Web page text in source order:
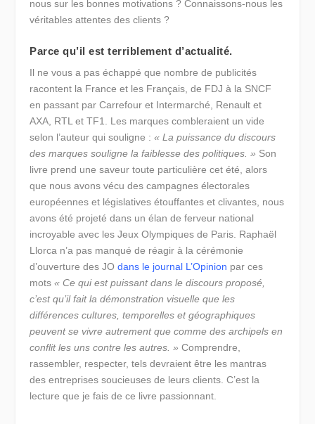
nous sur les bonnes motivations ? Connaissons-nous les
véritables attentes des clients ?
Parce qu’il est terriblement d’actualité.
Il ne vous a pas échappé que nombre de publicités
racontent la France et les Français, de FDJ à la SNCF
en passant par Carrefour et Intermarché, Renault et
AXA, RTL et TF1. Les marques combleraient un vide
selon l’auteur qui souligne :« La puissance du discours
des marques souligne la faiblesse des politiques. » Son
livre prend une saveur toute particulière cet été, alors
que nous avons vécu des campagnes électorales
européennes et législatives étouffantes et clivantes, nous
avons été projeté dans un élan de ferveur national
incroyable avec les Jeux Olympiques de Paris. Raphaël
Llorca n’a pas manqué de réagir à la cérémonie
d’ouverture des JOdans le journal L’Opinion par ces
mots« Ce qui est puissant dans le discours proposé,
c’est qu’il fait la démonstration visuelle que les
différences cultures, temporelles et géographiques
peuvent se vivre autrement que comme des archipels en
conflit les uns contre les autres. » Comprendre,
rassembler, respecter, tels devraient être les mantras
des entreprises soucieuses de leurs clients. C’est la
lecture que je fais de ce livre passionnant.